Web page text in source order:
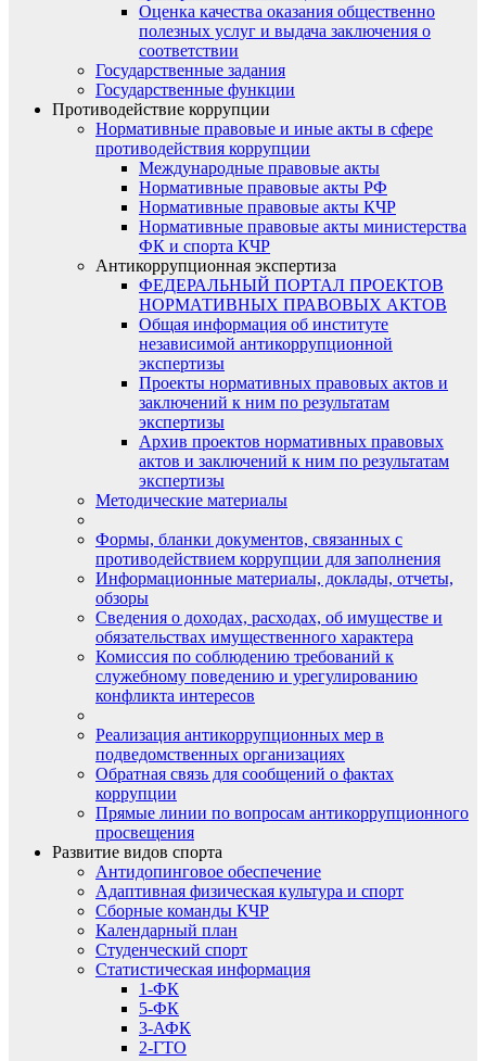
Оценка качества оказания общественно
полезных услуг и выдача заключения о
соответствии
Государственные задания
Государственные функции
Противодействие коррупции
Нормативные правовые и иные акты в сфере
противодействия коррупции
Международные правовые акты
Нормативные правовые акты РФ
Нормативные правовые акты КЧР
Нормативные правовые акты министерства
ФК и спорта КЧР
Антикоррупционная экспертиза
ФЕДЕРАЛЬНЫЙ ПОРТАЛ ПРОЕКТОВ
НОРМАТИВНЫХ ПРАВОВЫХ АКТОВ
Общая информация об институте
независимой антикоррупционной
экспертизы
Проекты нормативных правовых актов и
заключений к ним по результатам
экспертизы
Архив проектов нормативных правовых
актов и заключений к ним по результатам
экспертизы
Методические материалы
Формы, бланки документов, связанных с
противодействием коррупции для заполнения
Информационные материалы, доклады, отчеты,
обзоры
Сведения о доходах, расходах, об имуществе и
обязательствах имущественного характера
Комиссия по соблюдению требований к
служебному поведению и урегулированию
конфликта интересов
Реализация антикоррупционных мер в
подведомственных организациях
Обратная связь для сообщений о фактах
коррупции
Прямые линии по вопросам антикоррупционного
просвещения
Развитие видов спорта
Антидопинговое обеспечение
Адаптивная физическая культура и спорт
Сборные команды КЧР
Календарный план
Студенческий спорт
Статистическая информация
1-ФК
5-ФК
3-АФК
2-ГТО